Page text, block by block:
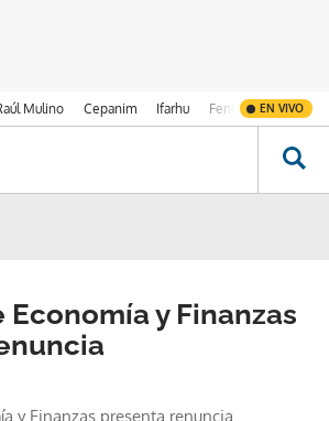
Mulino Cepanim Ifarhu Fenómeno de El
EN VIVO
Economía y Finanzas
y Finanzas presenta renuncia